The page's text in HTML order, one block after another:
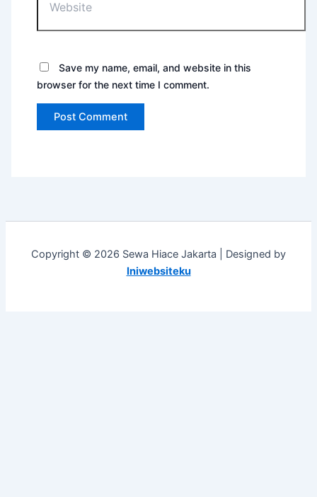
Save my name, email, and website in this
browser for the next time I comment.
Copyright © 2026 Sewa Hiace Jakarta | Designed by
Iniwebsiteku